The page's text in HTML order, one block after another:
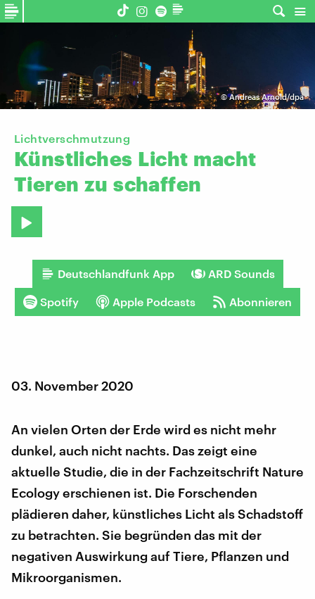
©Andreas Arnold/dpa
Lichtverschmutzung
Künstliches Licht macht
Tieren zu schaffen
Deutschlandfunk App ARD Sounds
Spotify Apple Podcasts Abonnieren
03. November 2020
An vielen Orten der Erde wird es nicht mehr
dunkel, auch nicht nachts. Das zeigt eine
aktuelle Studie, die in der Fachzeitschrift Nature
Ecology erschienen ist. Die Forschenden
plädieren daher, künstliches Licht als Schadstoff
zu betrachten. Sie begründen das mit der
negativen Auswirkung auf Tiere, Pflanzen und
Mikroorganismen.